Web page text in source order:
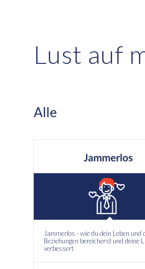
Lust auf
Alle
Jammerlos - wie du dein Leben und
Beziehungen bereicherst und deine
verbessert